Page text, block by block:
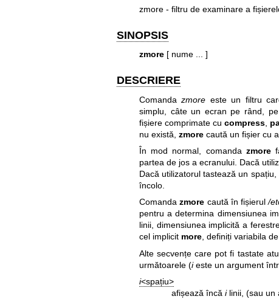
zmore - filtru de examinare a
SINOPSIS
zmore[ nume ... ]
DESCRIERE
Comandazmore este un filtru
simplu, câte un ecran pe rând,
fișiere comprimate cu compress,
nu există, zmorecaută un fișier cu
În mod normal, comanda zmore
partea de jos a ecranului. Dacă
Dacă utilizatorul tastează un
încolo.
Comandazmore caută în fișierul/
pentru a determina dimensiunea
linii, dimensiunea implicită a
cel implicit more, definiți variabila
Alte secvențe care pot fi tastate
următoarele (ieste un argument
i<spațiu>
afișează încăilinii, (sau un